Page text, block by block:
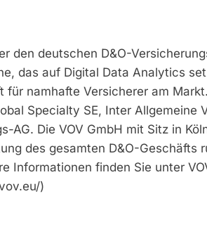
den deutschen D&O-
das auf Digital Data Analytics
für namhafte Versicherer am
Specialty SE, Inter Allgemeine
AG. Die VOV GmbH mit Sitz in
des gesamten D&O-Geschäfts
Informationen finden Sie unter
)